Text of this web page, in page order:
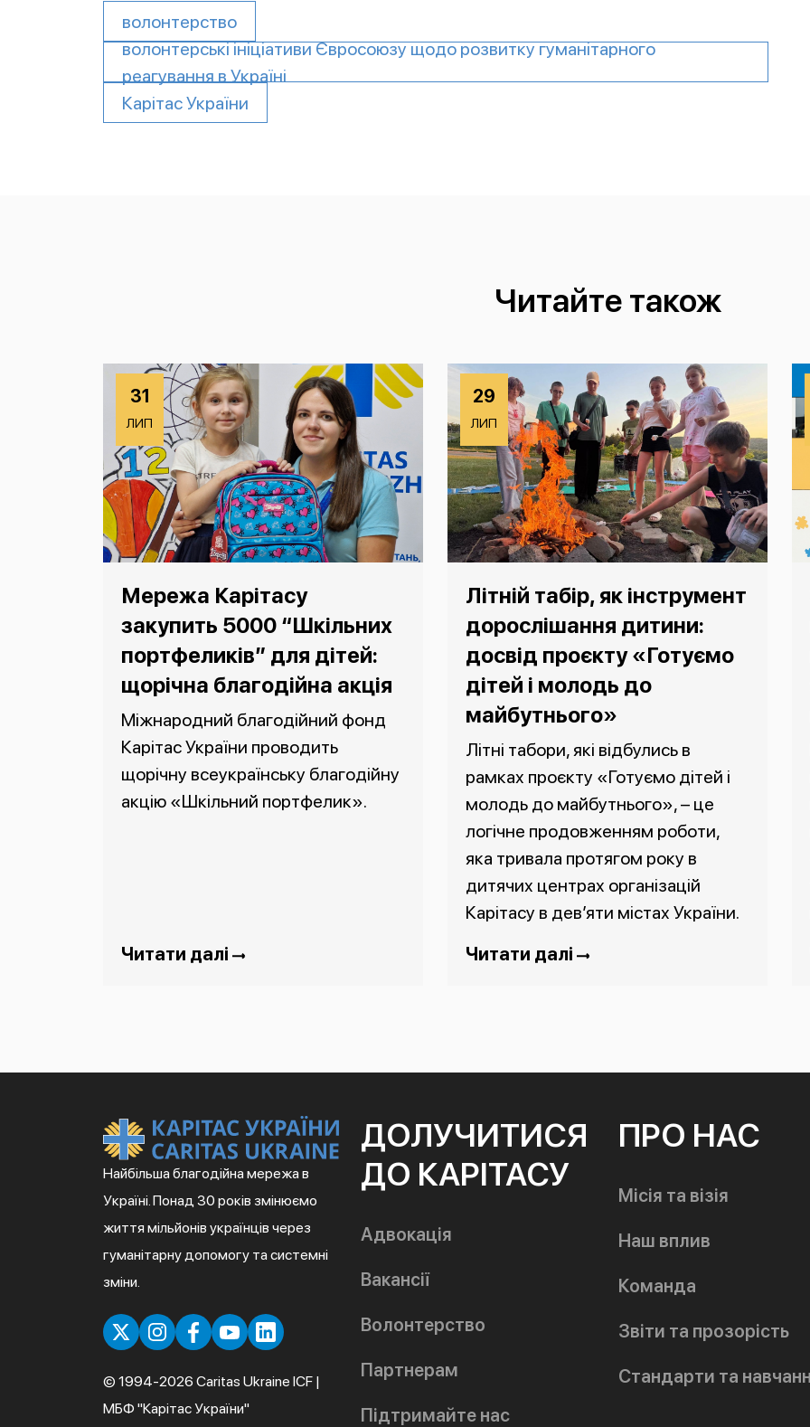
волонтерство
волонтерські ініціативи Євросоюзу щодо розвитку гуманітарного
реагування в Україні
Карітас України
Читайте також
31
ЛИП
Мережа Карітасу
закупить 5000 “Шкільних
портфеликів” для дітей:
щорічна благодійна акція
Міжнародний благодійний фонд
Карітас України проводить
щорічну всеукраїнську благодійну
акцію «Шкільний портфелик».
Читати далі
29
ЛИП
Літній табір, як інструмент
дорослішання дитини:
досвід проєкту «Готуємо
дітей і молодь до
майбутнього»
Літні табори, які відбулись в
рамках проєкту «Готуємо дітей і
молодь до майбутнього», – це
логічне продовженням роботи,
яка тривала протягом року в
дитячих центрах організацій
Карітасу в дев’яти містах України.
Читати далі
Найбільша благодійна мережа в
Україні. Понад 30 років змінюємо
життя мільйонів українців через
гуманітарну допомогу та системні
зміни.
© 1994-2026 Caritas Ukraine ICF |
МБФ "Карітас України"
ДОЛУЧИТИСЯ
ДО КАРІТАСУ
Адвокація
Вакансії
Волонтерство
Партнерам
Підтримайте нас
ПРО НАС
Місія та візія
Наш вплив
Команда
Звіти та прозорість
Стандарти та